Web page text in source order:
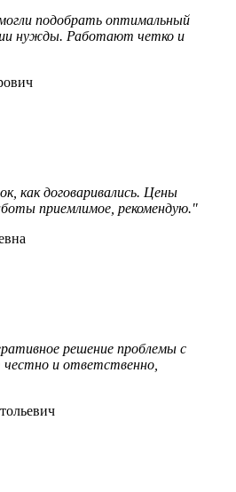
подобрать оптимальный
нужды. Работают четко и
как договаривались. Цены
приемлимое, рекомендую."
решение проблемы с
и ответственно,